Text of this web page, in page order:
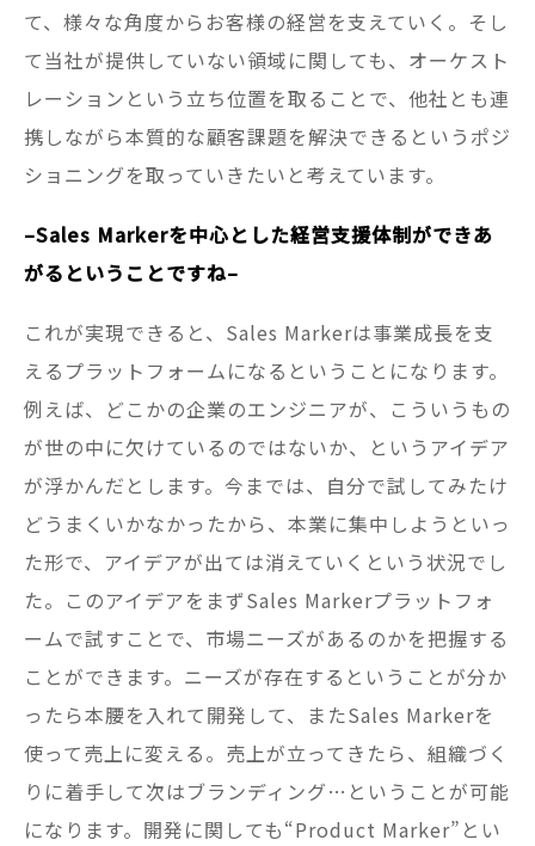
て、様々な角度からお客様の経営を支えていく。そし
て当社が提供していない領域に関しても、オーケスト
レーションという立ち位置を取ることで、他社とも連
携しながら本質的な顧客課題を解決できるというポジ
ショニングを取っていきたいと考えています。
–Sales Markerを中心とした経営支援体制ができあ
がるということですね–
これが実現できると、Sales Markerは事業成長を支
えるプラットフォームになるということになります。
例えば、どこかの企業のエンジニアが、こういうもの
が世の中に欠けているのではないか、というアイデア
が浮かんだとします。今までは、自分で試してみたけ
どうまくいかなかったから、本業に集中しようといっ
た形で、アイデアが出ては消えていくという状況でし
た。このアイデアをまずSales Markerプラットフォ
ームで試すことで、市場ニーズがあるのかを把握する
ことができます。ニーズが存在するということが分か
ったら本腰を入れて開発して、またSales Markerを
使って売上に変える。売上が立ってきたら、組織づく
りに着手して次はブランディング…ということが可能
になります。開発に関しても“Product Marker”とい